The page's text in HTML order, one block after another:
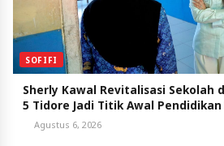
SOFIFI
Sherly Kawal Revitalisasi Sekolah
5 Tidore Jadi Titik Awal
Agustus 6, 2026